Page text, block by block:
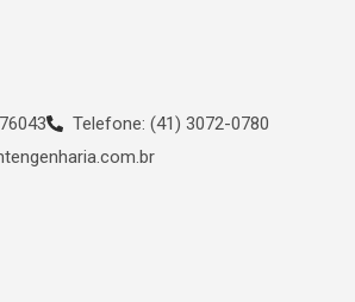
Telefone: (41) 3072-0780